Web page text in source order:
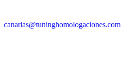
canarias@tuninghomologaciones.com